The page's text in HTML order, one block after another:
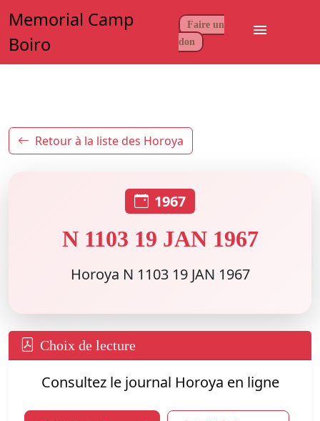
Memorial Camp
Boiro
Faire un
don
menu
Retour à la liste des Horoya
1967
N 1103 19 JAN 1967
Horoya N 1103 19 JAN 1967
Choix de lecture
Consultez le journal Horoya en ligne